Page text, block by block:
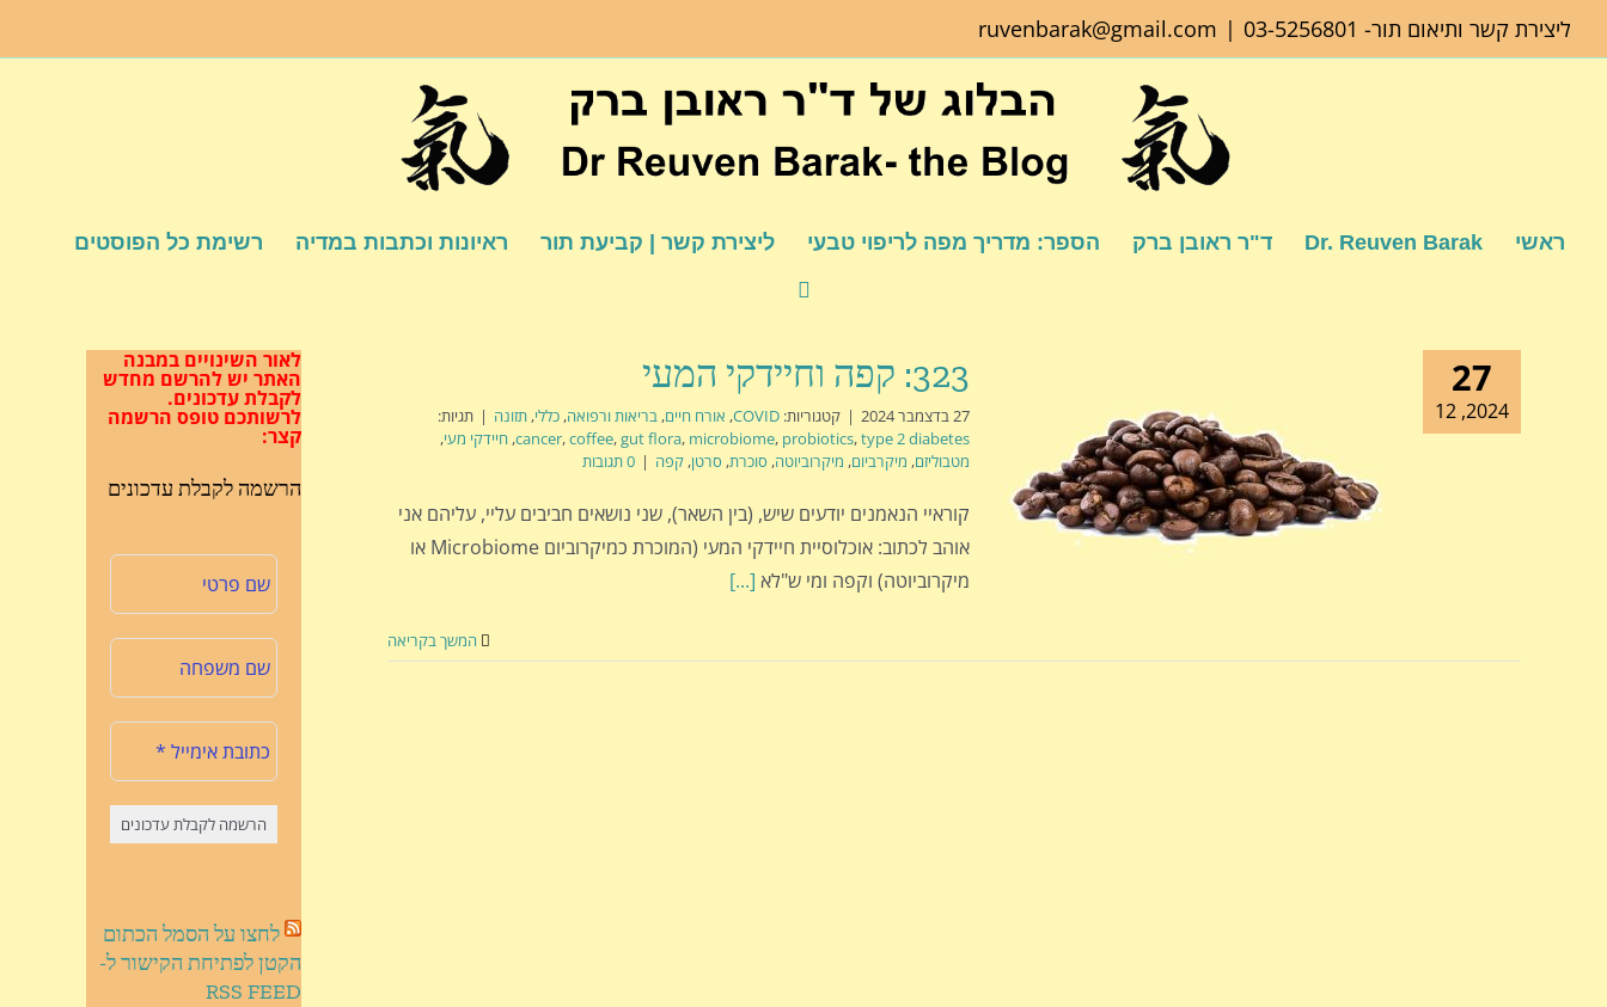
ליצירת קשר ותיאום תור- 03-5256801
|
ruvenbarak@gmail.com
ראשי Dr. Reuven Barak ד"ר ראובן ברק הספר: מדריך מפה לריפוי טבעי ליצירת קשר | קביעת תור ראיונות וכתבות במדיה רשימת כל הפוסטים
27
2024, 12
323: קפה וחיידקי המעי
27 בדצמבר 2024 | קטגוריות: COVID
, אורח חיים, בריאות ורפואה, כללי, תזונה | תגיות:
cancer,coffee,gut flora, microbiome, probiotics,type 2 diabetes
, חיידקי מעי,
מטבוליזם, מיקרביום, מיקרוביוטה, סוכרת, סרטן, קפה | 0 תגובות
קוראיי הנאמנים יודעים שיש, (בין השאר), שני נושאים חביבים עליי, עליהם אני
אוהב לכתוב: אוכלוסיית חיידקי המעי (המוכרת כמיקרוביום Microbiome או
מיקרוביוטה) וקפה ומי ש"לא [...]
המשך בקריאה
לאור השינויים במבנה
האתר יש להרשם מחדש
לקבלת עדכונים.
לרשותכם טופס הרשמה
קצר:
הרשמה לקבלת עדכונים
לחצו על הסמל הכתום
הקטן לפתיחת הקישור ל-
RSS FEED